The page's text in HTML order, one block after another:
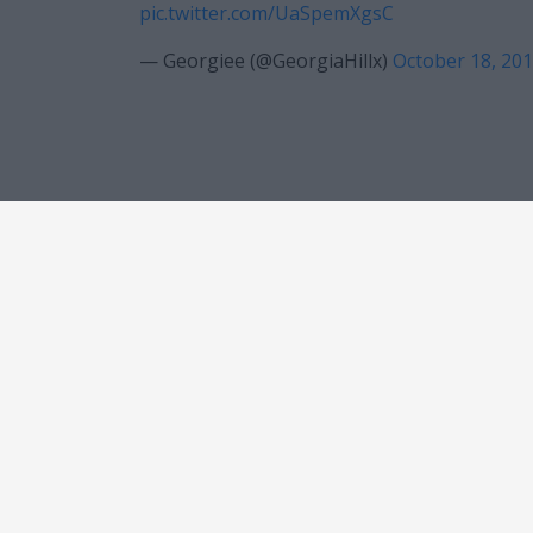
pic.twitter.com/UaSpemXgsC
— Georgiee (@GeorgiaHillx) October 18,